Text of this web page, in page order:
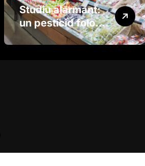
Studiu alarmant:
un pesticid folosit
pe fructe și